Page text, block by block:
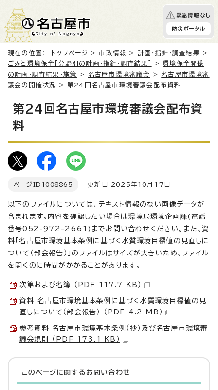
緊急情報なし
防災ポータル
現在の位置： トップページ >市政情報 > 計画・指針・調査結果
>
ごみと環境保全［分野別の計画・指針・調査結果］
>環境保全関係
の計画・調査結果・施策
> 名古屋市環境審議会 > 名古屋市環境審
議会の開催状況
> 第24回名古屋市環境審議会配布資料
第24回名古屋市環境審議会配布資
料
ページID 1008865 更新日 2025年10月17日
以下のファイルについては、テキスト情報のない画像データが
含まれます。内容を確認したい場合は環境局環境企画課(電話
番号052-972-2661)までお問い合わせください。また、資
料「名古屋市環境基本条例に基づく水質環境目標値の見直しに
ついて（部会報告）」のファイルはサイズが大きいため、ファイル
を開くのに時間がかかることがあります。
次第および名簿 （PDF 117.7 KB）
資料 名古屋市環境基本条例に基づく水質環境目標値の見
直しについて（部会報告） （PDF 4.2 MB）
参考資料 名古屋市環境基本条例（抄）及び名古屋市環境審
議会規則 （PDF 173.1 KB）
このページに関する お問い合わせ